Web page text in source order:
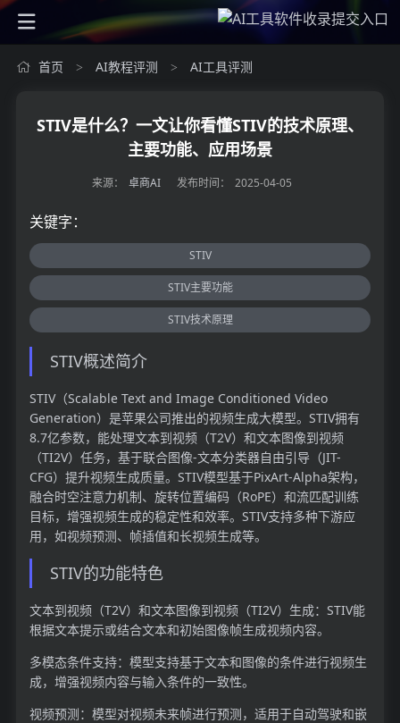
首页 > AI教程评测 > AI工具评测
STIV是什么？一文让你看懂STIV的技术原理、
主要功能、应用场景
来源： 卓商AI 发布时间： 2025-04-05
关键字：
STIV
STIV主要功能
STIV技术原理
STIV概述简介
STIV（Scalable Text and Image Conditioned Video
Generation）是苹果公司推出的视频生成大模型。STIV拥有
8.7亿参数，能处理文本到视频（T2V）和文本图像到视频
（TI2V）任务，基于联合图像-文本分类器自由引导（JIT-
CFG）提升视频生成质量。STIV模型基于PixArt-Alpha架构，
融合时空注意力机制、旋转位置编码（RoPE）和流匹配训练
目标，增强视频生成的稳定性和效率。STIV支持多种下游应
用，如视频预测、帧插值和长视频生成等。
STIV的功能特色
文本到视频（T2V）和文本图像到视频（TI2V）生成：STIV能
根据文本提示或结合文本和初始图像帧生成视频内容。
多模态条件支持：模型支持基于文本和图像的条件进行视频生
成，增强视频内容与输入条件的一致性。
视频预测：模型对视频未来帧进行预测，适用于自动驾驶和嵌